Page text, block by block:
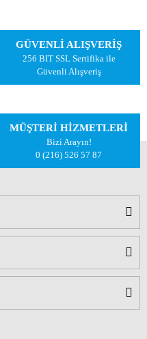
GÜVENLİ ALIŞVERİŞ
256 BIT SSL Sertifika ile
Güvenli Alışveriş
MÜŞTERİ HİZMETLERİ
Bizi Arayın!
0 (216) 526 57 87